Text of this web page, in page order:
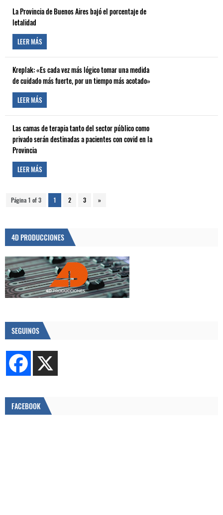
La Provincia de Buenos Aires bajó el porcentaje de
letalidad
LEER MÁS
Kreplak: «Es cada vez más lógico tomar una medida
de cuidado más fuerte, por un tiempo más acotado»
LEER MÁS
Las camas de terapia tanto del sector público como
privado serán destinadas a pacientes con covid en la
Provincia
LEER MÁS
Página 1 of 3 1 2 3 »
4D PRODUCCIONES
SEGUINOS
FACEBOOK